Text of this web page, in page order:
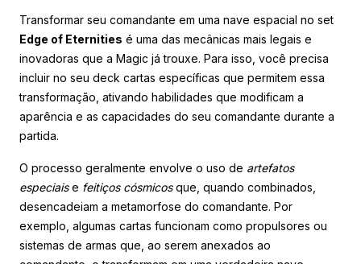
Transformar seu comandante em uma nave espacial no set
Edge of Eternities é uma das mecânicas mais legais e
inovadoras que a Magic já trouxe. Para isso, você precisa
incluir no seu deck cartas específicas que permitem essa
transformação, ativando habilidades que modificam a
aparência e as capacidades do seu comandante durante a
partida.
O processo geralmente envolve o uso de artefatos
especiaise feitiços cósmicosque, quando combinados,
desencadeiam a metamorfose do comandante. Por
exemplo, algumas cartas funcionam como propulsores ou
sistemas de armas que, ao serem anexados ao